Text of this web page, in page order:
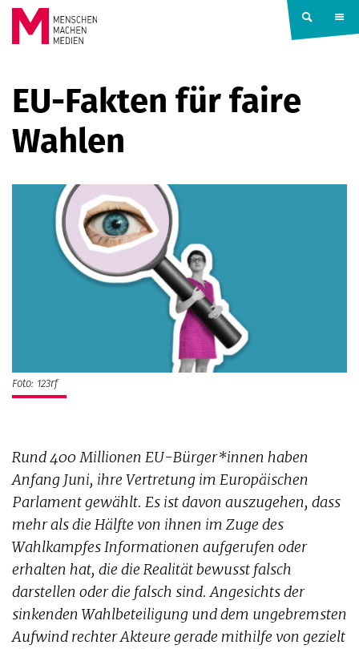
Springe zum Inhalt
MACHEN
MEDIEN
EU-Fakten für faire
Wahlen
Foto: 123rf
Rund 400 Millionen EU-Bürger*innen haben
Anfang Juni, ihre Vertretung im Europäischen
Parlament gewählt. Es ist davon auszugehen, dass
mehr als die Hälfte von ihnen im Zuge des
Wahlkampfes Informationen aufgerufen oder
erhalten hat, die die Realität bewusst falsch
darstellen oder die falsch sind. Angesichts der
sinkenden Wahlbeteiligung und dem ungebremsten
Aufwind rechter Akteure gerade mithilfe von gezielt